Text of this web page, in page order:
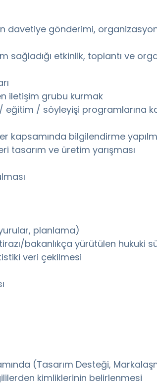
davetiye gönderimi,
sağladığı etkinlik, toplantı ve
iletişim grubu kurmak
/ söyleyişi programlarına
kapsamında bilgilendirme
tasarım ve üretim yarışması
planlama)
bakanlıkça yürütülen hukuki
veri çekilmesi
(Tasarım Desteği,
kimliklerinin belirlenmesi